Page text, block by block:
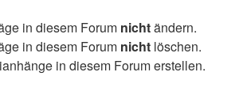
in diesem Forum nichtändern.
in diesem Forum nicht löschen.
in diesem Forum erstellen.